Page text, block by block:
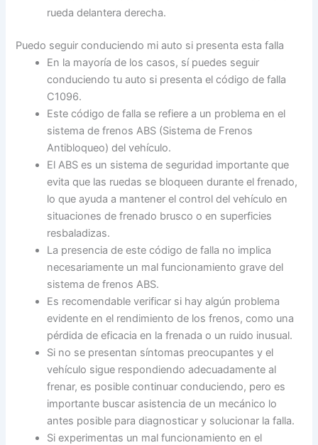
rueda delantera derecha.
Puedo seguir conduciendo mi auto si presenta esta falla
En la mayoría de los casos, sí puedes seguir
conduciendo tu auto si presenta el código de falla
C1096.
Este código de falla se refiere a un problema en el
sistema de frenos ABS (Sistema de Frenos
Antibloqueo) del vehículo.
El ABS es un sistema de seguridad importante que
evita que las ruedas se bloqueen durante el frenado,
lo que ayuda a mantener el control del vehículo en
situaciones de frenado brusco o en superficies
resbaladizas.
La presencia de este código de falla no implica
necesariamente un mal funcionamiento grave del
sistema de frenos ABS.
Es recomendable verificar si hay algún problema
evidente en el rendimiento de los frenos, como una
pérdida de eficacia en la frenada o un ruido inusual.
Si no se presentan síntomas preocupantes y el
vehículo sigue respondiendo adecuadamente al
frenar, es posible continuar conduciendo, pero es
importante buscar asistencia de un mecánico lo
antes posible para diagnosticar y solucionar la falla.
Si experimentas un mal funcionamiento en el